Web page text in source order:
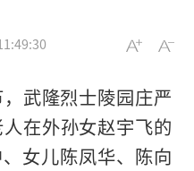
武隆烈士陵园庄严
在外孙女赵宇飞的
女儿陈凤华、陈向